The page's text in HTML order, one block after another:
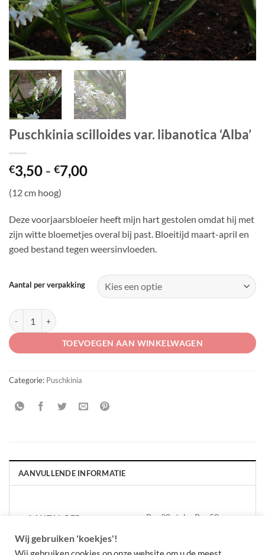
Puschkinia scilloides var. libanotica ‘Alba’
€3,50 - €7,00Prijsklasse:
€7,00
(12 cm hoog)
Deze voorjaarsbloeier heeft mijn hart gestolen omdat hij met
zijn witte bloemetjes overal bij past. Bloeitijd maart-april en
goed bestand tegen weersinvloeden.
Aantal per verpakking
Puschkinia scilloides var. libanotica 'Alba' aantal
TOEVOEGEN AAN WINKELWAGEN
Categorie: Puschkinia
AANVULLENDE INFORMATIE
AANTAL PER
Per 20 stuks, Per 50
Wij gebruiken 'koekjes'!